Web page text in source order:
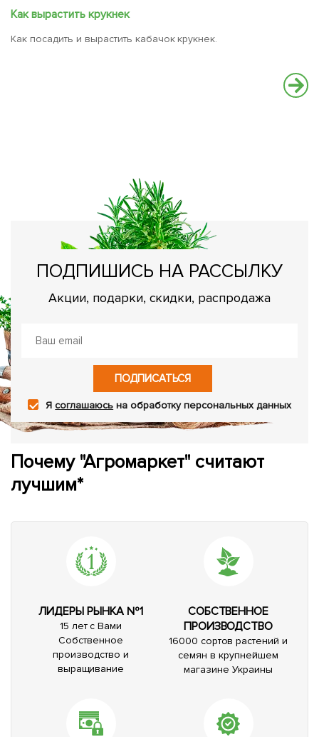
Как вырастить крукнек
Как посадить и вырастить кабачок крукнек.
ПОДПИШИСЬ НА РАССЫЛКУ
Акции, подарки, скидки, распродажа
ПОДПИСАТЬСЯ
Ясоглашаюсь на обработку персональных данных
Почему "Агромаркет" считают
лучшим*
ЛИДЕРЫ РЫНКА №1
15 лет с Вами
Собственное
производство и
выращивание
СОБСТВЕННОЕ
ПРОИЗВОДСТВО
16000 сортов растений и
семян в крупнейшем
магазине Украины